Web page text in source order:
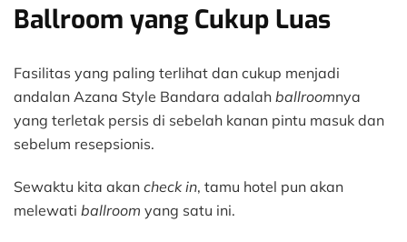
Ballroom yang Cukup Luas
Fasilitas yang paling terlihat dan cukup menjadi
andalan Azana Style Bandara adalah ballroomnya
yang terletak persis di sebelah kanan pintu masuk dan
sebelum resepsionis.
Sewaktu kita akan check in, tamu hotel pun akan
melewati ballroom yang satu ini.